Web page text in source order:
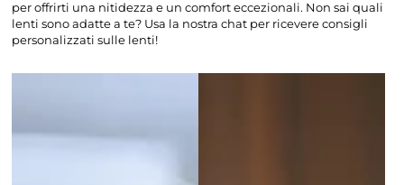
per offrirti una nitidezza e un comfort eccezionali. Non sai quali
lenti sono adatte a te? Usa la nostra chat per ricevere consigli
personalizzati sulle lenti!